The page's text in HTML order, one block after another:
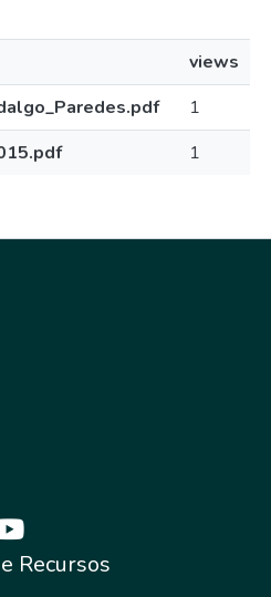
views
1
1
Recursos